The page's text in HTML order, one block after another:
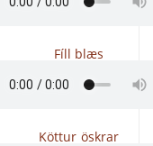
Fíll blæs
Köttur öskrar